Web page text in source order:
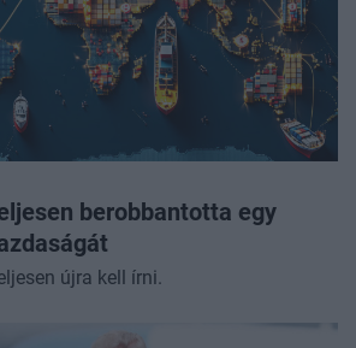
berobbantotta egy
újra kell írni.